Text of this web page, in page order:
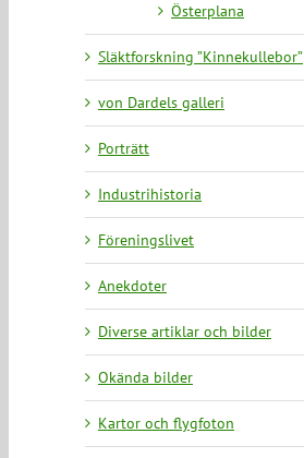
Österplana
Släktforskning ”Kinnekullebor”
von Dardels galleri
Porträtt
Industrihistoria
Föreningslivet
Anekdoter
Diverse artiklar och bilder
Okända bilder
Kartor och flygfoton